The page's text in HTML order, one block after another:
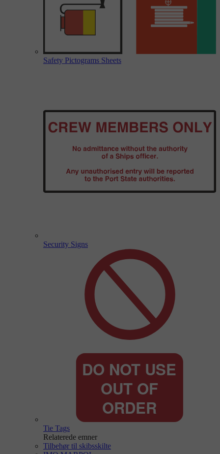
Safety Pictograms Sheets
Security Signs
Tie Tags
Relaterede emner
Tilbehør til skibsskilte